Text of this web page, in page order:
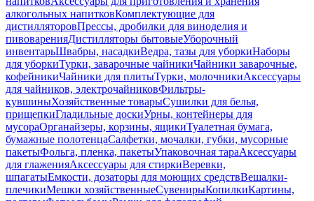
алкогольных напитковКомплектующие для
дистилляторовПрессы, дробилки для виноделия и
пивоваренияДистилляторы бытовыеУборочный
инвентарьШвабры, насадкиВедра, тазы для уборкиНаборы
для уборкиТурки, заварочные чайникиЧайники заварочные,
кофейникиЧайники для плитыТурки, молочникиАксессуары
для чайников, электрочайниковФильтры-
кувшиныХозяйственные товарыСушилки для белья,
прищепкиГладильные доскиУрны, контейнеры для
мусораОрганайзеры, корзины, ящикиТуалетная бумага,
бумажные полотенцаСалфетки, мочалки, губки, мусорные
пакетыФольга, пленка, пакетыУпаковочная тараАксессуары
для глаженияАксессуары для стиркиВеревки,
шпагатыЕмкости, дозаторы для моющих средствВешалки-
плечикиМешки хозяйственныеСувенирыКопилкиКартины,